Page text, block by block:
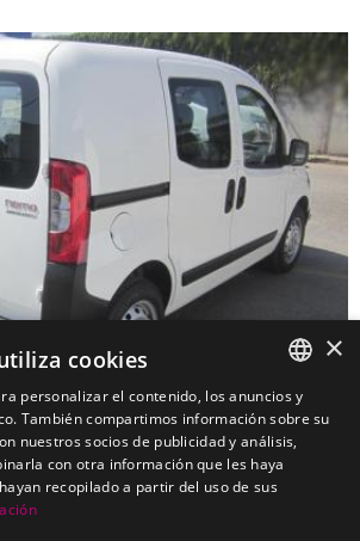
Nemo Furgon
para CITROEN Nemo Furgon
SPANISH
PORTUGUESE
×
cookies
personalizar el contenido, los anuncios y
También compartimos información sobre su
nuestros socios de publicidad y análisis,
con otra información que les haya
recopilado a partir del uso de sus